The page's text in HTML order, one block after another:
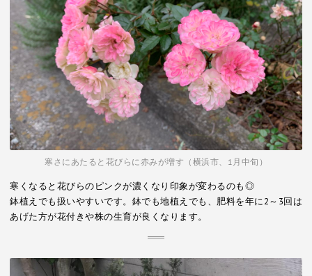
寒さにあたると花びらに赤みが増す（横浜市、1月中旬）
寒くなると花びらのピンクが濃くなり印象が変わるのも◎
鉢植えでも扱いやすいです。鉢でも地植えでも、肥料を年に2～3回は
あげた方が花付きや株の生育が良くなります。